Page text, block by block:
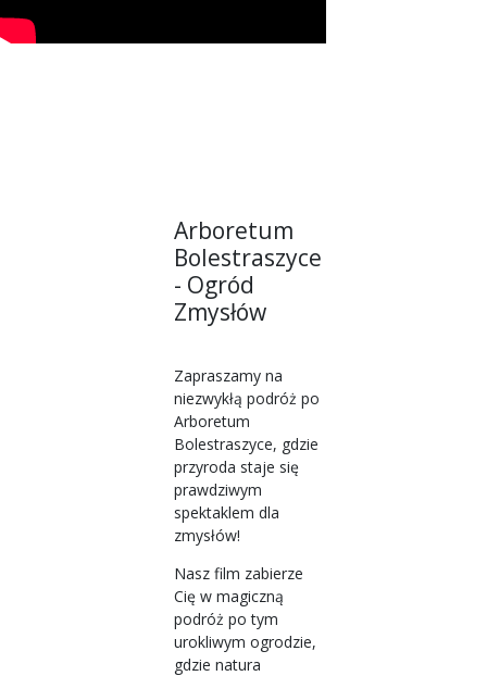
Arboretum
Bolestraszyce
- Ogród
Zmysłów
Zapraszamy na
niezwykłą podróż po
Arboretum
Bolestraszyce, gdzie
przyroda staje się
prawdziwym
spektaklem dla
zmysłów!
Nasz film zabierze
Cię w magiczną
podróż po tym
urokliwym ogrodzie,
gdzie natura